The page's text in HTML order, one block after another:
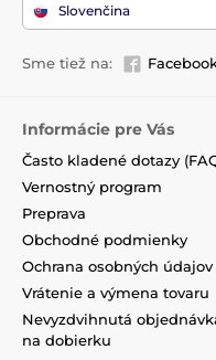
Slovenčina
Sme tiež na:
Informácie pre Vás
Často kladené dotazy
Vernostný program
Preprava
Obchodné podmienky
Ochrana osobných údajov
Vrátenie a výmena tovaru
Nevyzdvihnutá
na dobierku